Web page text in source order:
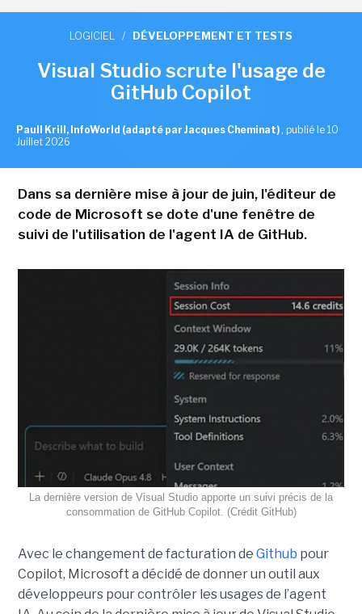
LOGICIEL / DÉVELOPPEMENT ET TESTS
Visual Studio scrute l'usage de
GitHub Copilot
Paull Krill, InfoWorld (adapté par Jacques Cheminat) , publié le 10
Juillet 2026
Dans sa dernière mise à jour de juin, l'éditeur de
code de Microsoft se dote d'une fenêtre de
suivi de l'utilisation de l'agent IA de GitHub.
La dernière version de Visual Studio apporte un suivi précis de la
consommation de GitHub Copilot. (Crédit GitHub)
Avec le changement de facturation de Github pour
Copilot, Microsoft a décidé de donner un outil aux
développeurs pour contrôler les usages de l’agent